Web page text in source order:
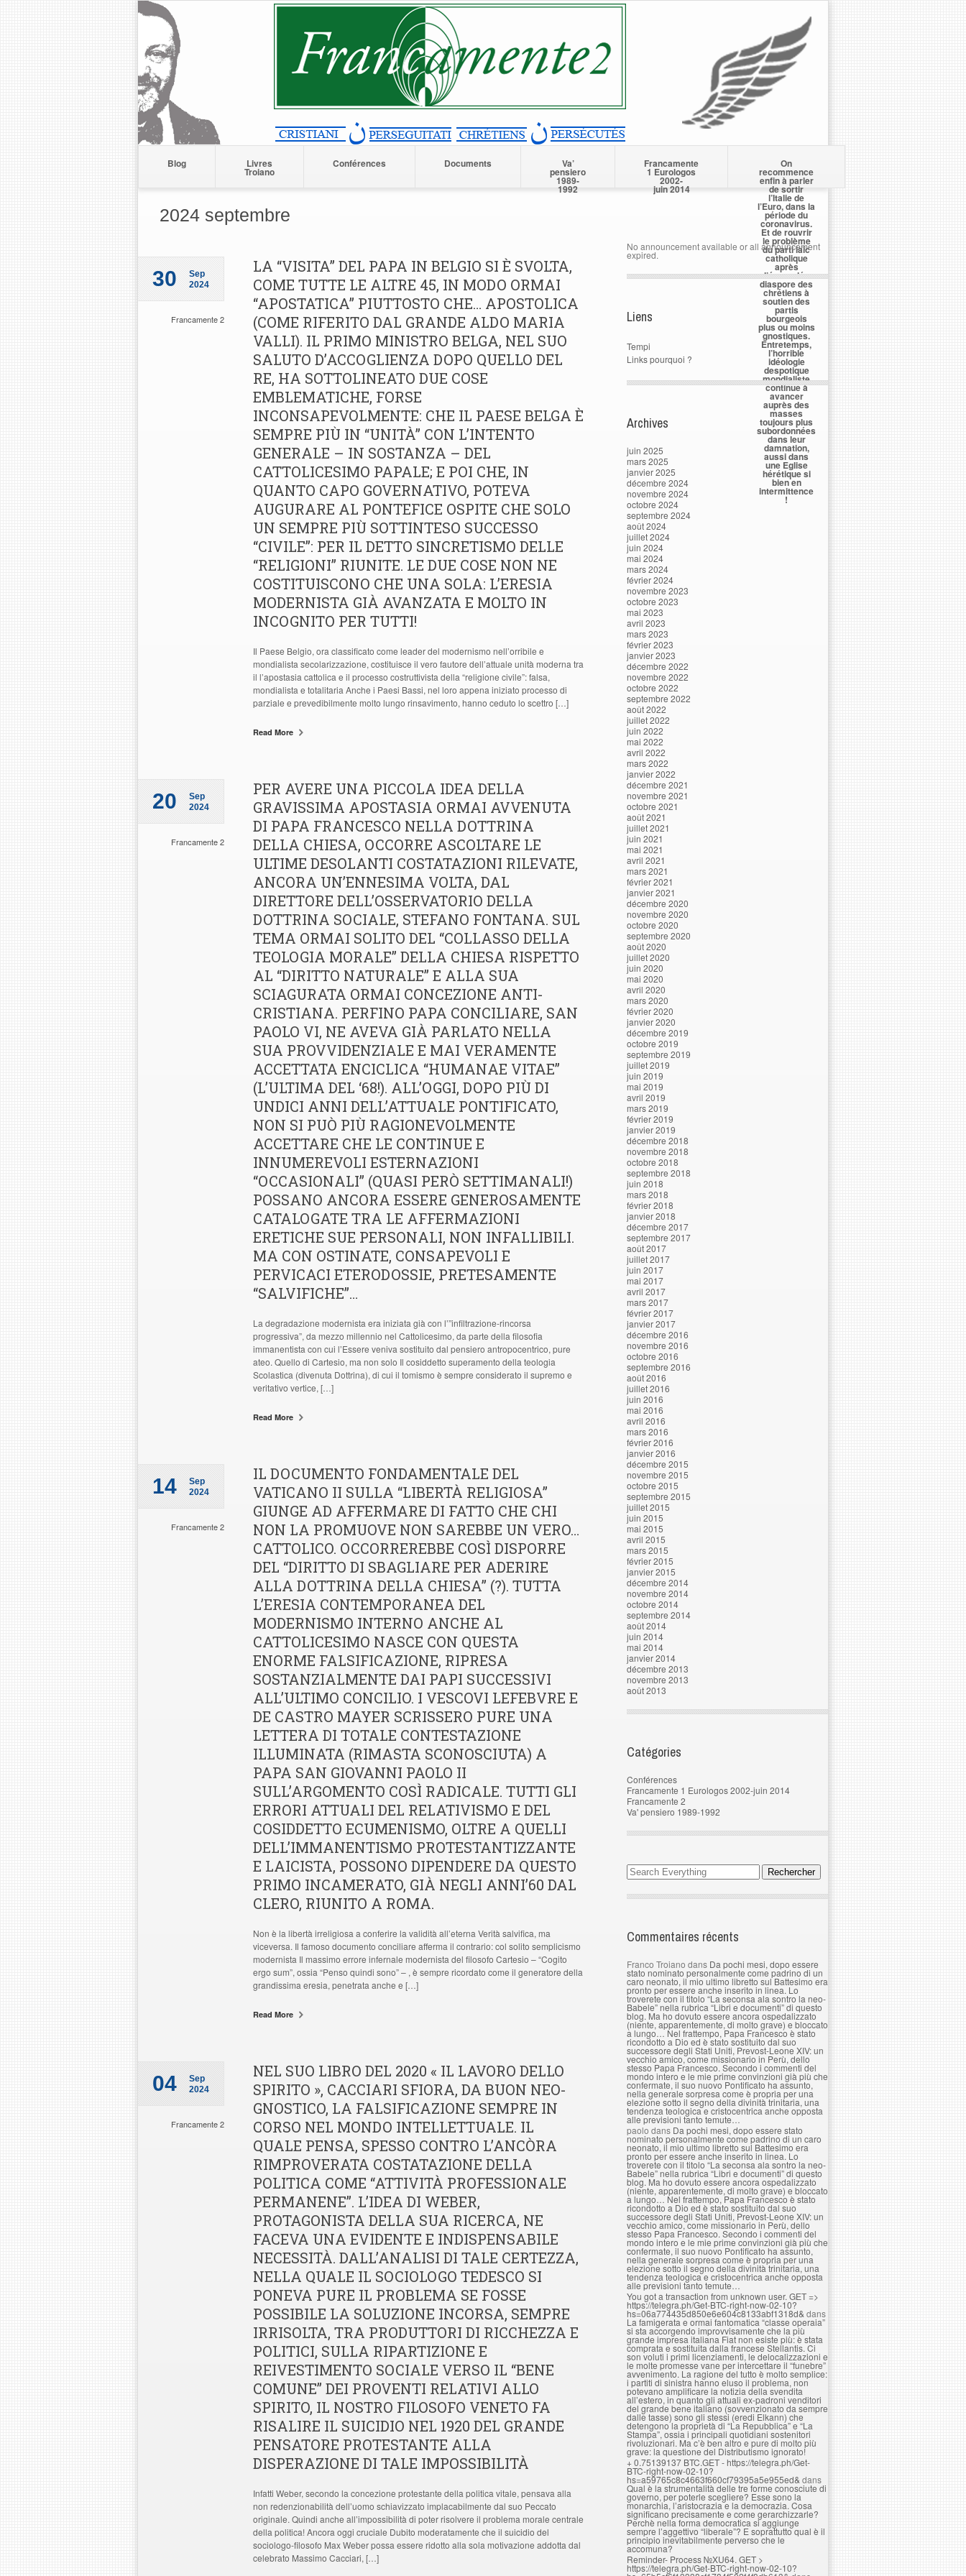
Blog Livres
Troiano
Conférences Documents Va’
pensiero
1989-
1992
Francamente
1 Eurologos
2002-
juin 2014
On
recommence
enfin à parler
de sortir
l’Italie de
l’Euro, dans la
période du
coronavirus.
Et de rouvrir
le problème
du parti laïc
catholique
après
l’écervelée
diaspore des
chrétiens à
soutien des
partis
bourgeois
plus ou moins
gnostiques.
Entretemps,
l’horrible
idéologie
despotique
mondialiste
continue à
avancer
auprès des
masses
toujours plus
subordonnées
dans leur
damnation,
aussi dans
une Eglise
hérétique si
bien en
intermittence
!
2024 septembre
30
Sep
2024
Francamente 2
LA “VISITA” DEL PAPA IN BELGIO SI È SVOLTA,
COME TUTTE LE ALTRE 45, IN MODO ORMAI
“APOSTATICA” PIUTTOSTO CHE… APOSTOLICA
(COME RIFERITO DAL GRANDE ALDO MARIA
VALLI). IL PRIMO MINISTRO BELGA, NEL SUO
SALUTO D’ACCOGLIENZA DOPO QUELLO DEL
RE, HA SOTTOLINEATO DUE COSE
EMBLEMATICHE, FORSE
INCONSAPEVOLMENTE: CHE IL PAESE BELGA È
SEMPRE PIÙ IN “UNITÀ” CON L’INTENTO
GENERALE – IN SOSTANZA – DEL
CATTOLICESIMO PAPALE; E POI CHE, IN
QUANTO CAPO GOVERNATIVO, POTEVA
AUGURARE AL PONTEFICE OSPITE CHE SOLO
UN SEMPRE PIÙ SOTTINTESO SUCCESSO
“CIVILE”: PER IL DETTO SINCRETISMO DELLE
“RELIGIONI” RIUNITE. LE DUE COSE NON NE
COSTITUISCONO CHE UNA SOLA: L’ERESIA
MODERNISTA GIÀ AVANZATA E MOLTO IN
INCOGNITO PER TUTTI!
Il Paese Belgio, ora classificato come leader del modernismo nell’orribile e
mondialista secolarizzazione, costituisce il vero fautore dell’attuale unità moderna tra
il l’apostasia cattolica e il processo costruttivista della “religione civile”: falsa,
mondialista e totalitaria Anche i Paesi Bassi, nel loro appena iniziato processo di
parziale e prevedibilmente molto lungo rinsavimento, hanno ceduto lo scettro […]
Read More
20
Sep
2024
Francamente 2
PER AVERE UNA PICCOLA IDEA DELLA
GRAVISSIMA APOSTASIA ORMAI AVVENUTA
DI PAPA FRANCESCO NELLA DOTTRINA
DELLA CHIESA, OCCORRE ASCOLTARE LE
ULTIME DESOLANTI COSTATAZIONI RILEVATE,
ANCORA UN’ENNESIMA VOLTA, DAL
DIRETTORE DELL’OSSERVATORIO DELLA
DOTTRINA SOCIALE, STEFANO FONTANA. SUL
TEMA ORMAI SOLITO DEL “COLLASSO DELLA
TEOLOGIA MORALE” DELLA CHIESA RISPETTO
AL “DIRITTO NATURALE” E ALLA SUA
SCIAGURATA ORMAI CONCEZIONE ANTI-
CRISTIANA. PERFINO PAPA CONCILIARE, SAN
PAOLO VI, NE AVEVA GIÀ PARLATO NELLA
SUA PROVVIDENZIALE E MAI VERAMENTE
ACCETTATA ENCICLICA “HUMANAE VITAE”
(L’ULTIMA DEL ‘68!). ALL’OGGI, DOPO PIÙ DI
UNDICI ANNI DELL’ATTUALE PONTIFICATO,
NON SI PUÒ PIÙ RAGIONEVOLMENTE
ACCETTARE CHE LE CONTINUE E
INNUMEREVOLI ESTERNAZIONI
“OCCASIONALI” (QUASI PERÒ SETTIMANALI!)
POSSANO ANCORA ESSERE GENEROSAMENTE
CATALOGATE TRA LE AFFERMAZIONI
ERETICHE SUE PERSONALI, NON INFALLIBILI.
MA CON OSTINATE, CONSAPEVOLI E
PERVICACI ETERODOSSIE, PRETESAMENTE
“SALVIFICHE”…
La degradazione modernista era iniziata già con l’”infiltrazione-rincorsa
progressiva”, da mezzo millennio nel Cattolicesimo, da parte della filosofia
immanentista con cui l’Essere veniva sostituito dal pensiero antropocentrico, pure
ateo. Quello di Cartesio, ma non solo Il cosiddetto superamento della teologia
Scolastica (divenuta Dottrina), di cui il tomismo è sempre considerato il supremo e
veritativo vertice, […]
Read More
14
Sep
2024
Francamente 2
IL DOCUMENTO FONDAMENTALE DEL
VATICANO II SULLA “LIBERTÀ RELIGIOSA”
GIUNGE AD AFFERMARE DI FATTO CHE CHI
NON LA PROMUOVE NON SAREBBE UN VERO…
CATTOLICO. OCCORREREBBE COSÌ DISPORRE
DEL “DIRITTO DI SBAGLIARE PER ADERIRE
ALLA DOTTRINA DELLA CHIESA” (?). TUTTA
L’ERESIA CONTEMPORANEA DEL
MODERNISMO INTERNO ANCHE AL
CATTOLICESIMO NASCE CON QUESTA
ENORME FALSIFICAZIONE, RIPRESA
SOSTANZIALMENTE DAI PAPI SUCCESSIVI
ALL’ULTIMO CONCILIO. I VESCOVI LEFEBVRE E
DE CASTRO MAYER SCRISSERO PURE UNA
LETTERA DI TOTALE CONTESTAZIONE
ILLUMINATA (RIMASTA SCONOSCIUTA) A
PAPA SAN GIOVANNI PAOLO II
SULL’ARGOMENTO COSÌ RADICALE. TUTTI GLI
ERRORI ATTUALI DEL RELATIVISMO E DEL
COSIDDETTO ECUMENISMO, OLTRE A QUELLI
DELL’IMMANENTISMO PROTESTANTIZZANTE
E LAICISTA, POSSONO DIPENDERE DA QUESTO
PRIMO INCAMERATO, GIÀ NEGLI ANNI’60 DAL
CLERO, RIUNITO A ROMA.
Non è la libertà irreligiosa a conferire la validità all’eterna Verità salvifica, ma
viceversa. Il famoso documento conciliare afferma il contrario: col solito semplicismo
modernista Il massimo errore infernale modernista del filosofo Cartesio – “Cogito
ergo sum”, ossia “Penso quindi sono” – , è sempre ricordato come il generatore della
grandissima eresia, penetrata anche e […]
Read More
04
Sep
2024
Francamente 2
NEL SUO LIBRO DEL 2020 « IL LAVORO DELLO
SPIRITO », CACCIARI SFIORA, DA BUON NEO-
GNOSTICO, LA FALSIFICAZIONE SEMPRE IN
CORSO NEL MONDO INTELLETTUALE. IL
QUALE PENSA, SPESSO CONTRO L’ANCÒRA
RIMPROVERATA COSTATAZIONE DELLA
POLITICA COME “ATTIVITÀ PROFESSIONALE
PERMANENE”. L’IDEA DI WEBER,
PROTAGONISTA DELLA SUA RICERCA, NE
FACEVA UNA EVIDENTE E INDISPENSABILE
NECESSITÀ. DALL’ANALISI DI TALE CERTEZZA,
NELLA QUALE IL SOCIOLOGO TEDESCO SI
PONEVA PURE IL PROBLEMA SE FOSSE
POSSIBILE LA SOLUZIONE INCORSA, SEMPRE
IRRISOLTA, TRA PRODUTTORI DI RICCHEZZA E
POLITICI, SULLA RIPARTIZIONE E
REIVESTIMENTO SOCIALE VERSO IL “BENE
COMUNE” DEI PROVENTI RELATIVI ALLO
SPIRITO, IL NOSTRO FILOSOFO VENETO FA
RISALIRE IL SUICIDIO NEL 1920 DEL GRANDE
PENSATORE PROTESTANTE ALLA
DISPERAZIONE DI TALE IMPOSSIBILITÀ
Infatti Weber, secondo la concezione protestante della politica vitale, pensava alla
non redenzionabilità dell’uomo schiavizzato implacabilmente dal suo Peccato
originale. Quindi anche all’impossibilità di poter risolvere il problema morale centrale
della politica! Ancora oggi cruciale Dubito moderatamente che il suicidio del
sociologo-filosofo Max Weber possa essere ridotto alla sola motivazione addotta dal
celebrato Massimo Cacciari, […]
No announcement available or all announcement
expired.
Liens
Tempi
Links pourquoi ?
Archives
juin 2025
mars 2025
janvier 2025
décembre 2024
novembre 2024
octobre 2024
septembre 2024
août 2024
juillet 2024
juin 2024
mai 2024
mars 2024
février 2024
novembre 2023
octobre 2023
mai 2023
avril 2023
mars 2023
février 2023
janvier 2023
décembre 2022
novembre 2022
octobre 2022
septembre 2022
août 2022
juillet 2022
juin 2022
mai 2022
avril 2022
mars 2022
janvier 2022
décembre 2021
novembre 2021
octobre 2021
août 2021
juillet 2021
juin 2021
mai 2021
avril 2021
mars 2021
février 2021
janvier 2021
décembre 2020
novembre 2020
octobre 2020
septembre 2020
août 2020
juillet 2020
juin 2020
mai 2020
avril 2020
mars 2020
février 2020
janvier 2020
décembre 2019
octobre 2019
septembre 2019
juillet 2019
juin 2019
mai 2019
avril 2019
mars 2019
février 2019
janvier 2019
décembre 2018
novembre 2018
octobre 2018
septembre 2018
juin 2018
mars 2018
février 2018
janvier 2018
décembre 2017
septembre 2017
août 2017
juillet 2017
juin 2017
mai 2017
avril 2017
mars 2017
février 2017
janvier 2017
décembre 2016
novembre 2016
octobre 2016
septembre 2016
août 2016
juillet 2016
juin 2016
mai 2016
avril 2016
mars 2016
février 2016
janvier 2016
décembre 2015
novembre 2015
octobre 2015
septembre 2015
juillet 2015
juin 2015
mai 2015
avril 2015
mars 2015
février 2015
janvier 2015
décembre 2014
novembre 2014
octobre 2014
septembre 2014
août 2014
juin 2014
mai 2014
janvier 2014
décembre 2013
novembre 2013
août 2013
Catégories
Conférences
Francamente 1 Eurologos 2002-juin 2014
Francamente 2
Va' pensiero 1989-1992
Commentaires récents
Franco Troiano dans Da pochi mesi, dopo essere
stato nominato personalmente come padrino di un
caro neonato, il mio ultimo libretto sul Battesimo era
pronto per essere anche inserito in linea. Lo
troverete con il titolo “La seconsa ala sontro la neo-
Babele” nella rubrica “Libri e documenti” di questo
blog. Ma ho dovuto essere ancora ospedalizzato
(niente, apparentemente, di molto grave) e bloccato
a lungo… Nel frattempo, Papa Francesco è stato
ricondotto a Dio ed è stato sostituito dal suo
successore degli Stati Uniti, Prevost-Leone XIV: un
vecchio amico, come missionario in Perù, dello
stesso Papa Francesco. Secondo i commenti del
mondo intero e le mie prime convinzioni già più che
confermate, il suo nuovo Pontificato ha assunto,
nella generale sorpresa come è propria per una
elezione sotto il segno della divinità trinitaria, una
tendenza teologica e cristocentrica anche opposta
alle previsioni tanto temute…
paolo dans Da pochi mesi, dopo essere stato
nominato personalmente come padrino di un caro
neonato, il mio ultimo libretto sul Battesimo era
pronto per essere anche inserito in linea. Lo
troverete con il titolo “La seconsa ala sontro la neo-
Babele” nella rubrica “Libri e documenti” di questo
blog. Ma ho dovuto essere ancora ospedalizzato
(niente, apparentemente, di molto grave) e bloccato
a lungo… Nel frattempo, Papa Francesco è stato
ricondotto a Dio ed è stato sostituito dal suo
successore degli Stati Uniti, Prevost-Leone XIV: un
vecchio amico, come missionario in Perù, dello
stesso Papa Francesco. Secondo i commenti del
mondo intero e le mie prime convinzioni già più che
confermate, il suo nuovo Pontificato ha assunto,
nella generale sorpresa come è propria per una
elezione sotto il segno della divinità trinitaria, una
tendenza teologica e cristocentrica anche opposta
alle previsioni tanto temute…
You got a transaction from unknown user. GЕТ =>
https://telegra.ph/Get-BTC-right-now-02-10?
hs=06a774435d850e6e604c8133abf1318d& dans
La famigerata e ormai fantomatica “classe operaia”
si sta accorgendo improvvisamente che la più
grande impresa italiana Fiat non esiste più: è stata
comprata e sostituita dalla francese Stellantis. Ci
son voluti i primi licenziamenti, le delocalizzazioni e
le molte promesse vane per intercettare il “funebre”
avvenimento. La ragione del tutto è molto semplice:
i partiti di sinistra hanno eluso il problema, non
potevano amplificare la notizia della svendita
all’estero, in quanto gli attuali ex-padroni venditori
del grande bene italiano (sovvenzionato da sempre
dalle tasse) sono gli stessi (eredi Elkann) che
detengono la proprietà di “La Repubblica” e “La
Stampa”, ossia i principali quotidiani sostenitori
rivoluzionari. Ma c’è ben altro e pure di molto più
grave: la questione del Distributismo ignorato!
+ 0.75139137 BTC.GET - https://telegra.ph/Get-
BTC-right-now-02-10?
hs=a59765c8c4663f660cf79395a5e955ed& dans
Qual è la strumentalità delle tre forme conosciute di
governo, per poterle scegliere? Esse sono la
monarchia, l’aristocrazia e la democrazia. Cosa
significano precisamente e come gerarchizzarle?
Perchè nella forma democratica si aggiunge
sempre l’aggettivo “liberale”? E soprattutto qual è il
principio inevitabilmente perverso che le
accomuna?
Reminder- Process №XU64. GET >
https://telegra.ph/Get-BTC-right-now-02-10?